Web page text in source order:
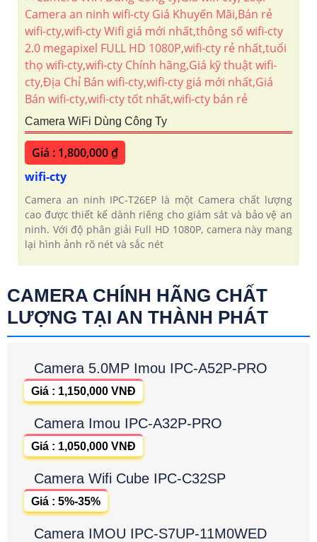
Camera WiFi Dùng Công Ty
Giá : 1,800,000 ₫
wifi-cty
Camera an ninh IPC-T26EP là một Camera chất lượng
cao được thiết kế dành riêng cho giám sát và bảo vệ an
ninh. Với độ phân giải Full HD 1080P, camera này mang
lại hình ảnh rõ nét và sắc nét
CAMERA CHÍNH HÃNG CHẤT
LƯỢNG TẠI AN THÀNH PHÁT
Camera 5.0MP Imou IPC-A52P-PRO
Giá : 1,150,000 VNĐ
Camera Imou IPC-A32P-PRO
Giá : 1,050,000 VNĐ
Camera Wifi Cube IPC-C32SP
Giá : 5%-35%
Camera IMOU IPC-S7UP-11M0WED